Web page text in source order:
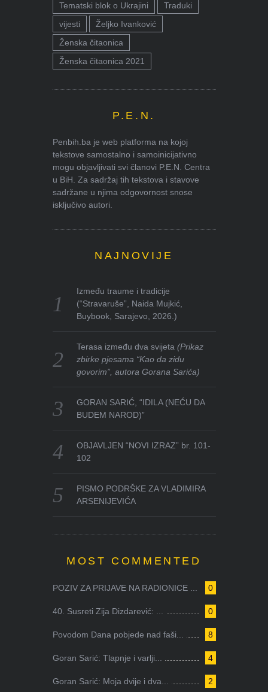
Tematski blok o Ukrajini
Traduki
vijesti
Željko Ivanković
Ženska čitaonica
Ženska čitaonica 2021
P.E.N.
Penbih.ba je web platforma na kojoj
tekstove samostalno i samoinicijativno
mogu objavljivati svi članovi P.E.N. Centra
u BiH. Za sadržaj tih tekstova i stavove
sadržane u njima odgovornost snose
isključivo autori.
NAJNOVIJE
Između traume i tradicije
(“Stravaruše”, Naida Mujkić,
Buybook, Sarajevo, 2026.)
Terasa između dva svijeta(Prikaz
zbirke pjesama “Kao da zidu
govorim”, autora Gorana Sarića)
GORAN SARIĆ, “IDILA (NEĆU DA
BUDEM NAROD)”
OBJAVLJEN “NOVI IZRAZ” br. 101-
102
PISMO PODRŠKE ZA VLADIMIRA
ARSENIJEVIĆA
MOST COMMENTED
0
POZIV ZA PRIJAVE NA RADIONICE ...
0
40. Susreti Zija Dizdarević: ...
8
Povodom Dana pobjede nad faši...
4
Goran Sarić: Tlapnje i varlji...
2
Goran Sarić: Moja dvije i dva...